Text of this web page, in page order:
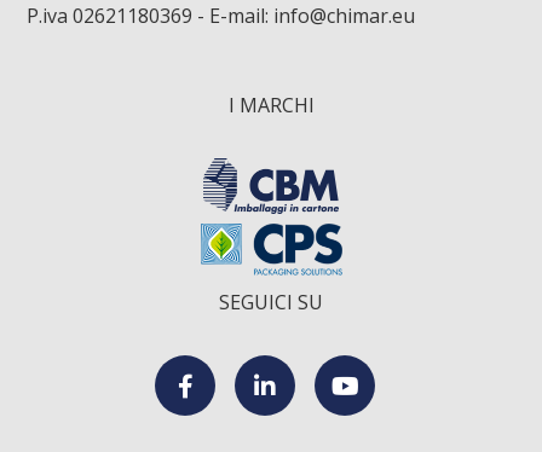
P.iva 02621180369 - E-mail: info@chimar.eu
I MARCHI
SEGUICI SU